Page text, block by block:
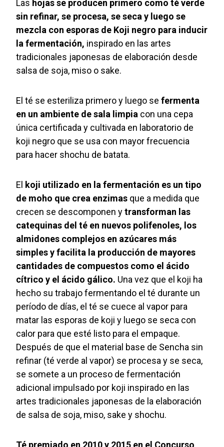
Las hojas se producen primero como té verde
sin refinar, se procesa, se seca y luego se
mezcla con esporas de Koji negro para inducir
la fermentación, inspirado en las artes
tradicionales japonesas de elaboración desde
salsa de soja, miso o sake.
El té se esteriliza primero y luego sefermenta
en un ambiente de sala limpia con una cepa
única certificada y cultivada en laboratorio de
koji negro que se usa con mayor frecuencia
para hacer shochu de batata.
El koji utilizado en la fermentación es un tipo
de moho que crea enzimas que a medida que
crecen se descomponen ytransforman las
catequinas del té en nuevos polifenoles, los
almidones complejos en azúcares más
simples y facilita la producción de mayores
cantidades de compuestos como el ácido
cítrico y el ácido gálico. Una vez que el koji ha
hecho su trabajo fermentando el té durante un
período de días, el té se cuece al vapor para
matar las esporas de koji y luego se seca con
calor para que esté listo para el empaque.
Después de que el material base de Sencha sin
refinar (té verde al vapor) se procesa y se seca,
se somete a un proceso de fermentación
adicional impulsado por koji inspirado en las
artes tradicionales japonesas de la elaboración
de salsa de soja, miso, sake y shochu.
Té premiado en 2010 y 2015 en el Concurso